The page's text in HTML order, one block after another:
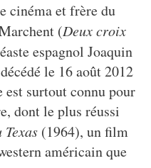
cinéma et frère du
(Deux croix
espagnol Joaquin
le 16 août 2012
est surtout connu pour
dont le plus réussi
Texas (1964), un film
américain que